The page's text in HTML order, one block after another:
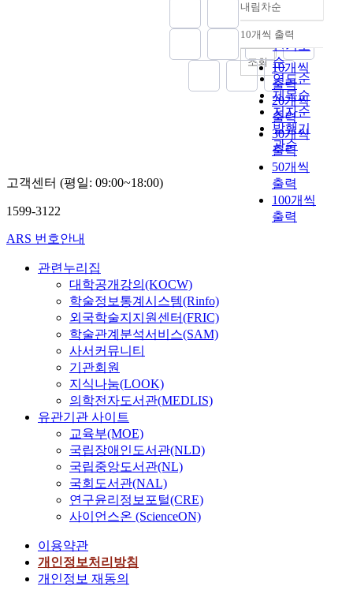
정확도
순
인기도
순
연도순
제목순
저자순
발행기
관순
내림차순
내림차순
10개씩 출력
10개씩
출력
20개씩
출력
30개씩
출력
50개씩
출력
100개씩
출력
조회
고객센터 (평일: 09:00~18:00)
1599-3122
ARS 번호안내
관련누리집
대학공개강의(KOCW)
학술정보통계시스템(Rinfo)
외국학술지지원센터(FRIC)
학술관계분석서비스(SAM)
사서커뮤니티
기관회원
지식나눔(LOOK)
의학전자도서관(MEDLIS)
유관기관 사이트
교육부(MOE)
국립장애인도서관(NLD)
국립중앙도서관(NL)
국회도서관(NAL)
연구윤리정보포털(CRE)
사이언스온 (ScienceON)
이용약관
개인정보처리방침
개인정보 재동의